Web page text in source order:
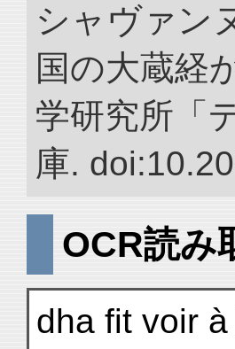
シャヴァン
国の大蔵経
学研究所「
庫.
OCR読み
dha fit voir